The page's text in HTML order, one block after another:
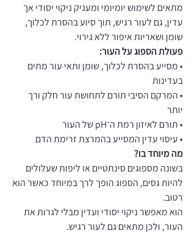
מתאים לשימוש יומיומי ומעניק ניקוי יסודי אך
עדין, גם לעור רגיש, תוך סיוע בהסרת לכלוך,
שומן ושאריות איפור ללא גירוי.
פעולת הספוג על העור:
• מסייע בהסרת לכלוך, שומן ותאי עור מתים
בעדינות
• המרקם הסיבי תורם לתחושת עור חלק ורך
יותר
• תורם לאיזון רמת ה־pH של העור
• עיסוי עדין המסייע בהמרצת זרימת הדם
מה מיוחד בו?
בשונה מספוגים סינתטיים או ליפות שעלולים
להיות גסים, הספוג הופך לרך במיוחד כאשר הוא
רטוב.
הוא מאפשר ניקוי יסודי ועדין מבלי לגרות את
העור, ולכן מתאים גם לעור רגיש.